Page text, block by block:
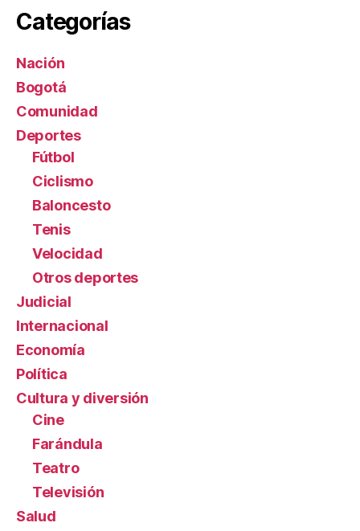
Categorías
Nación
Bogotá
Comunidad
Deportes
Fútbol
Ciclismo
Baloncesto
Tenis
Velocidad
Otros deportes
Judicial
Internacional
Economía
Política
Cultura y diversión
Cine
Farándula
Teatro
Televisión
Salud